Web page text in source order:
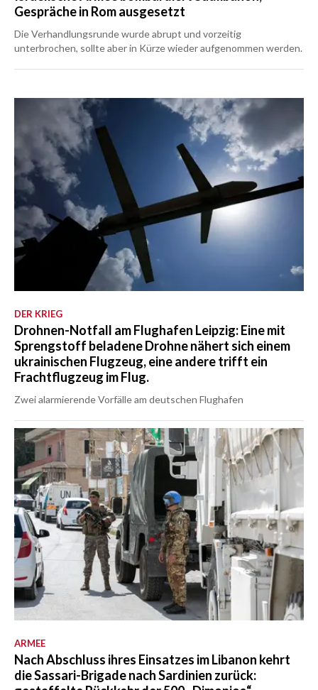
Gespräche in Rom ausgesetzt
Die Verhandlungsrunde wurde abrupt und vorzeitig
unterbrochen, sollte aber in Kürze wieder aufgenommen werden.
DER KRIEG
Drohnen-Notfall am Flughafen Leipzig: Eine mit
Sprengstoff beladene Drohne nähert sich einem
ukrainischen Flugzeug, eine andere trifft ein
Frachtflugzeug im Flug.
Zwei alarmierende Vorfälle am deutschen Flughafen
ARMEE
Nach Abschluss ihres Einsatzes im Libanon kehrt
die Sassari-Brigade nach Sardinien zurück: